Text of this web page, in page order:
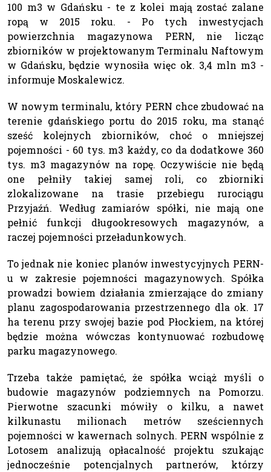
100 m3 w Gdańsku - te z kolei mają zostać zalane
ropą w 2015 roku. - Po tych inwestycjach
powierzchnia magazynowa PERN, nie licząc
zbiorników w projektowanym Terminalu Naftowym
w Gdańsku, będzie wynosiła więc ok. 3,4 mln m3 -
informuje Moskalewicz.
W nowym terminalu, który PERN chce zbudować na
terenie gdańskiego portu do 2015 roku, ma stanąć
sześć kolejnych zbiorników, choć o mniejszej
pojemności - 60 tys. m3 każdy, co da dodatkowe 360
tys. m3 magazynów na ropę. Oczywiście nie będą
one pełniły takiej samej roli, co zbiorniki
zlokalizowane na trasie przebiegu rurociągu
Przyjaźń. Według zamiarów spółki, nie mają one
pełnić funkcji długookresowych magazynów, a
raczej pojemności przeładunkowych.
To jednak nie koniec planów inwestycyjnych PERN-
u w zakresie pojemności magazynowych. Spółka
prowadzi bowiem działania zmierzające do zmiany
planu zagospodarowania przestrzennego dla ok. 17
ha terenu przy swojej bazie pod Płockiem, na której
będzie można wówczas kontynuować rozbudowę
parku magazynowego.
Trzeba także pamiętać, że spółka wciąż myśli o
budowie magazynów podziemnych na Pomorzu.
Pierwotne szacunki mówiły o kilku, a nawet
kilkunastu milionach metrów sześciennych
pojemności w kawernach solnych. PERN wspólnie z
Lotosem analizują opłacalność projektu szukając
jednocześnie potencjalnych partnerów, którzy